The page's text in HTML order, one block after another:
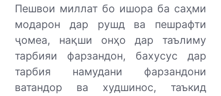
Пешвои миллат бо ишора ба саҳми
модарон дар рушд ва пешрафти
ҷомеа, нақши онҳо дар таълиму
тарбияи фарзандон, бахусус дар
тарбия намудани фарзандони
ватандор ва худшинос, таъкид